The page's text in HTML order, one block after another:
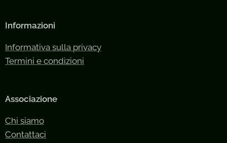
Informazioni
Informativa sulla privacy
Termini e condizioni
Associazione
Chi siamo
Contattaci